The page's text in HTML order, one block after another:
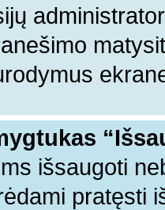
išsaugoti
pratęsti